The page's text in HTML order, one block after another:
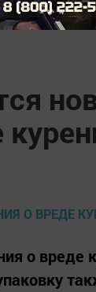
о вреде